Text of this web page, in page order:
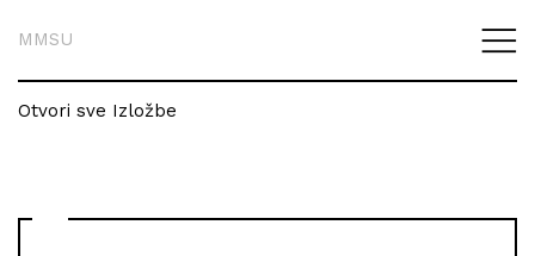
MMSU
Otvori sve Izložbe